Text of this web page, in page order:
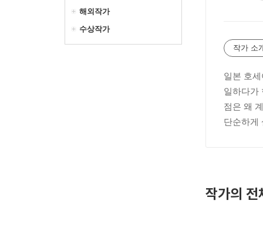
해외작가
수상작가
작가 소
일본 호
일하다가
점은 왜
단순하게
작가의 전